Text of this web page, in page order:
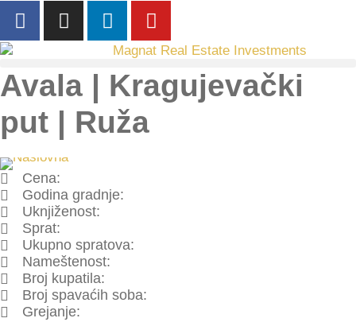
Avala | Kragujevački
put | Ruža
Cena:
Godina gradnje:
Uknjiženost:
Sprat:
Ukupno spratova:
Nameštenost:
Broj kupatila:
Broj spavaćih soba:
Grejanje: